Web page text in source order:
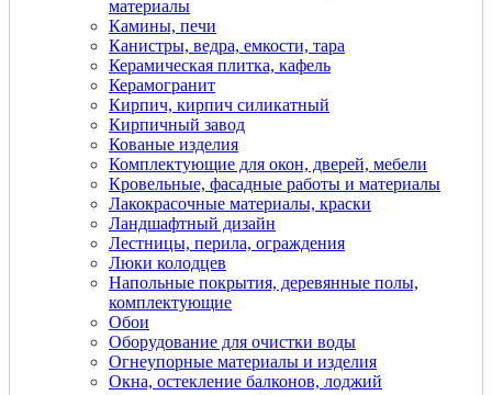
материалы
Камины, печи
Канистры, ведра, емкости, тара
Керамическая плитка, кафель
Керамогранит
Кирпич, кирпич силикатный
Кирпичный завод
Кованые изделия
Комплектующие для окон, дверей, мебели
Кровельные, фасадные работы и материалы
Лакокрасочные материалы, краски
Ландшафтный дизайн
Лестницы, перила, ограждения
Люки колодцев
Напольные покрытия, деревянные полы,
комплектующие
Обои
Оборудование для очистки воды
Огнеупорные материалы и изделия
Окна, остекление балконов, лоджий